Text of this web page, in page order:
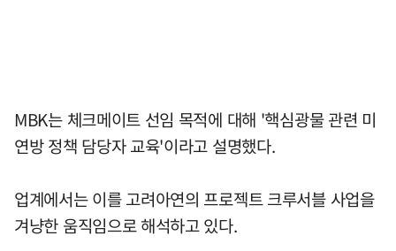
MBK는 체크메이트 선임 목적에 대해 '핵심광물 관련 미
연방 정책 담당자 교육'이라고 설명했다.
업계에서는 이를 고려아연의 프로젝트 크루서블 사업을
겨냥한 움직임으로 해석하고 있다.